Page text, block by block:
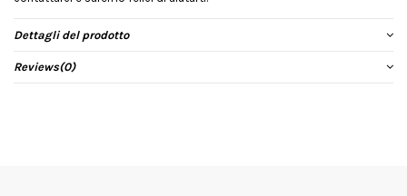
Dettagli del prodotto
Reviews(0)